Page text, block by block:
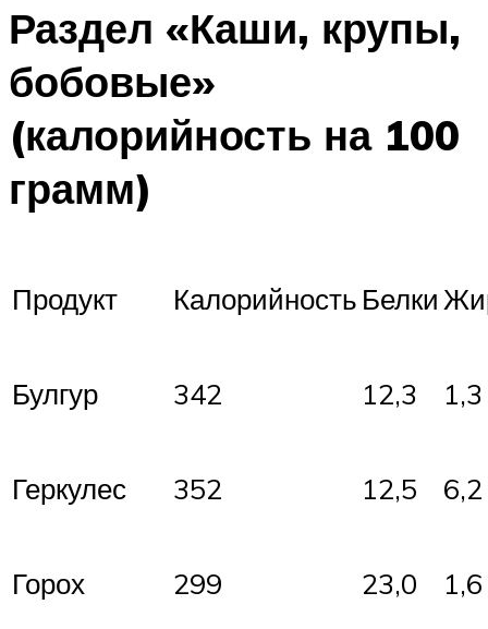
Раздел «Каши, крупы,
бобовые»
(калорийность на 100
грамм)
Продукт Калорийность Белки
Булгур 342 12,3 1,3
Геркулес 352 12,5 6,2
Горох 299 23,0 1,6